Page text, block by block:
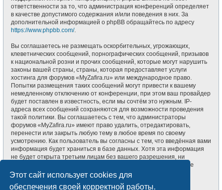
Этот сайт использует cookies для
обеспечения своей корректной работы.
ответственности за то, что администрация конференций определяет
в качестве допустимого содержания и/или поведения в них. За
дополнительной информацией о phpBB обращайтесь по адресу
https://www.phpbb.com/.
Вы соглашаетесь не размещать оскорбительных, угрожающих,
клеветнических сообщений, порнографических сообщений, призывов
к национальной розни и прочих сообщений, которые могут нарушить
законы вашей страны, страны, которая предоставляет услуги
хостинга для форумов «MyZafira.ru» или международное право.
Попытки размещения таких сообщений могут привести к вашему
немедленному отключению от конференции, при этом ваш провайдер
будет поставлен в известность, если мы сочтём это нужным. IP-
адреса всех сообщений сохраняются для возможности проведения
такой политики. Вы соглашаетесь с тем, что администраторы
форумов «MyZafira.ru» имеют право удалить, отредактировать,
перенести или закрыть любую тему в любое время по своему
усмотрению. Как пользователь вы согласны с тем, что введённая вами
информация будет храниться в базе данных. Хотя эта информация
не будет открыта третьим лицам без вашего разрешения, ни
администрация конференции «MyZafira.ru», ни phpBB Limited не
может быть ответственна за действия хакеров, которые могут
привести к несанкционированному доступу к ней.